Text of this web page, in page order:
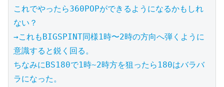
これでやったら360POPができるようになるかもしれ
ない？
→これもBIGSPINT同様1時〜2時の方向へ弾くように
意識すると鋭く回る。
ちなみにBS180で1時~2時方を狙ったら180はバラバ
ラになった。